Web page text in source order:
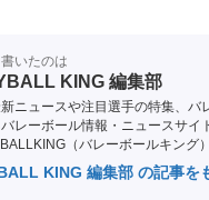
いたのは
KING 編集部
ニュースや注目選手の特集、バ
レーボール情報・ニュースサイ
（バレーボールキング
KING 編集部 の記事を